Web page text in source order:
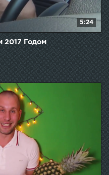
5:24
2017 Годом